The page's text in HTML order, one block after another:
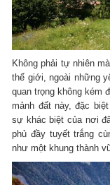
Không phải tự nhiên
thế giới, ngoài những
quan trọng không kém
mảnh đất này, đặc
sự khác biệt của nơi
phủ đầy tuyết trắng
như một khung thành